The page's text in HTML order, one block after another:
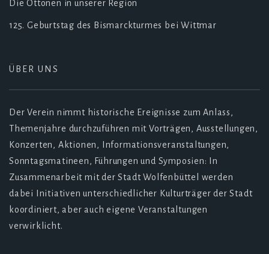
Die Ottonen in unserer Region
125. Geburtstag des Bismarckturmes bei Wittmar
ÜBER UNS
Der Verein nimmt historische Ereignisse zum Anlass,
Themenjahre durchzuführen mit Vorträgen, Ausstellungen,
Konzerten, Aktionen, Informationsveranstaltungen,
Sonntagsmatineen, Führungen und Symposien: In
Zusammenarbeit mit der Stadt Wolfenbüttel werden
dabei Initiativen unterschiedlicher Kulturträger der Stadt
koordiniert, aber auch eigene Veranstaltungen
verwirklicht.